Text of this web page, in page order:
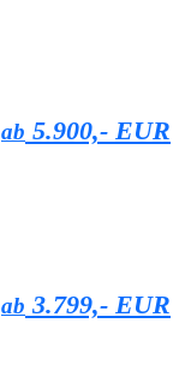
ab 5.900,- EUR
ab 3.799,- EUR